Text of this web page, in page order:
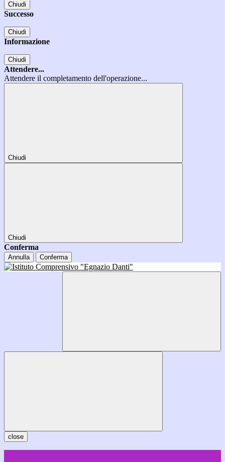
Chiudi
Successo
Chiudi
Informazione
Chiudi
Attendere...
Attendere il completamento dell'operazione...
Chiudi
Chiudi
Conferma
Annulla Conferma
close